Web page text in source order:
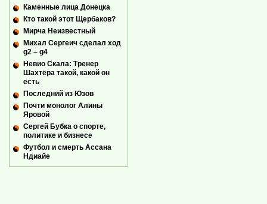
Каменные лица Донецка
Кто такой этот Щербаков?
Мирча Неизвестный
Михал Сергеич сделал ход
g2 – g4
Невио Скала: Тренер
Шахтёра такой, какой он
есть
Последний из Юзов
Почти монолог Алины
Яровой
Сергей Бубка о спорте,
политике и бизнесе
Футбол и смерть Ассана
Ндиайе